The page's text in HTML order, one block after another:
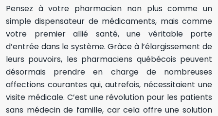
Pensez à votre pharmacien non plus comme un
simple dispensateur de médicaments, mais comme
votre premier allié santé, une véritable porte
d’entrée dans le système. Grâce à l’élargissement de
leurs pouvoirs, les pharmaciens québécois peuvent
désormais prendre en charge de nombreuses
affections courantes qui, autrefois, nécessitaient une
visite médicale. C’est une révolution pour les patients
sans médecin de famille, car cela offre une solution